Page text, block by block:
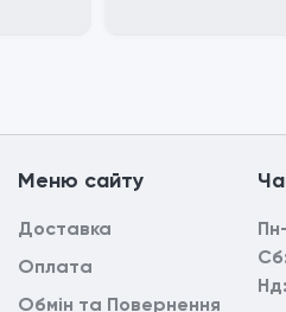
Mеню сайтy
Доставка
Оплата
Обмін та Повернення